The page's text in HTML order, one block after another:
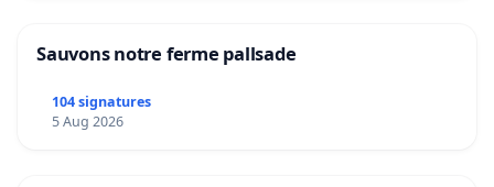
Sauvons notre ferme pallsade
104 signatures
5 Aug 2026